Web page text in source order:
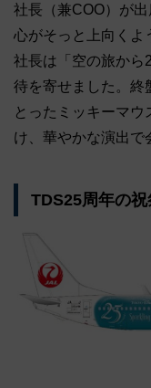
社長（兼COO）が
心がそっと上向くよ
社長は「空の旅から
待を寄せました。終
とったミッキーマ
け、華やかな演出で
TDS25周年の